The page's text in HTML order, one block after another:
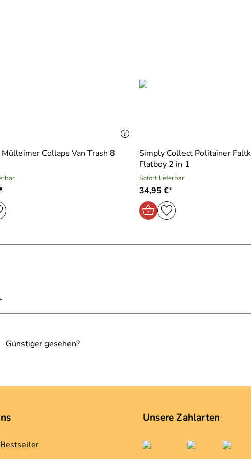
Collaps Van Trash 8
Simply Collect Politainer
Flatboy 2 in 1
Sofort lieferbar
34,95 €*
Günstiger gesehen?
Unsere Zahlarten